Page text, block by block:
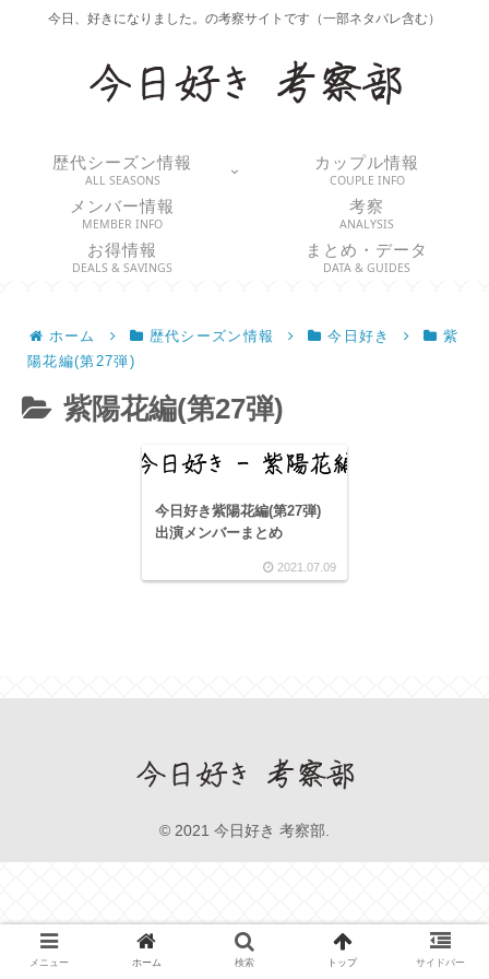
今日、好きになりました。の考察サイトです（一部ネタバレ含む）
歴代シーズン情報
ALL SEASONS
カップル情報
COUPLE INFO
メンバー情報
MEMBER INFO
考察
ANALYSIS
お得情報
DEALS & SAVINGS
まとめ・データ
DATA & GUIDES
ホーム 歴代シーズン情報 今日好き
紫
陽花編(第27弾)
紫陽花編(第27弾)
今日好き紫陽花編(第27弾)
出演メンバーまとめ
2021.07.09
© 2021 今日好き 考察部.
メニュー ホーム 検索 トップ サイドバー